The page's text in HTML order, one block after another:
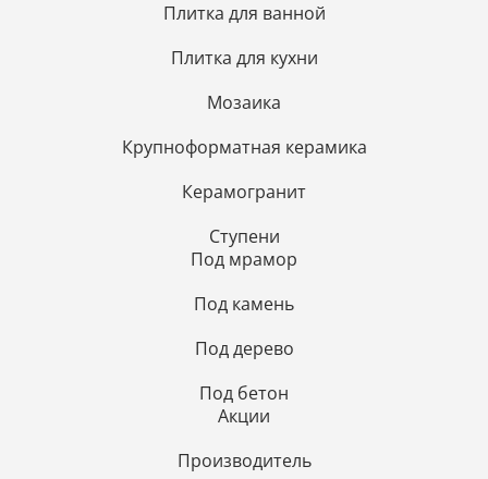
Плитка для ванной
Плитка для кухни
Мозаика
Крупноформатная керамика
Керамогранит
Ступени
Под мрамор
Под камень
Под дерево
Под бетон
Акции
Производитель